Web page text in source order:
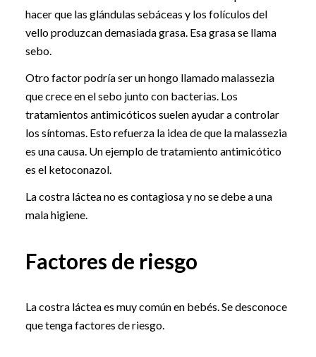
hacer que las glándulas sebáceas y los folículos del
vello produzcan demasiada grasa. Esa grasa se llama
sebo.
Otro factor podría ser un hongo llamado malassezia
que crece en el sebo junto con bacterias. Los
tratamientos antimicóticos suelen ayudar a controlar
los síntomas. Esto refuerza la idea de que la malassezia
es una causa. Un ejemplo de tratamiento antimicótico
es el ketoconazol.
La costra láctea no es contagiosa y no se debe a una
mala higiene.
Factores de riesgo
La costra láctea es muy común en bebés. Se desconoce
que tenga factores de riesgo.